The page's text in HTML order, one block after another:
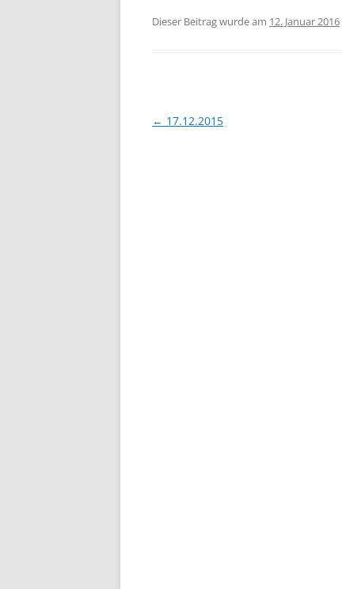
Dieser Beitrag wurde am 12. Januar 2016
Beitragsnavigation
← 17.12.2015